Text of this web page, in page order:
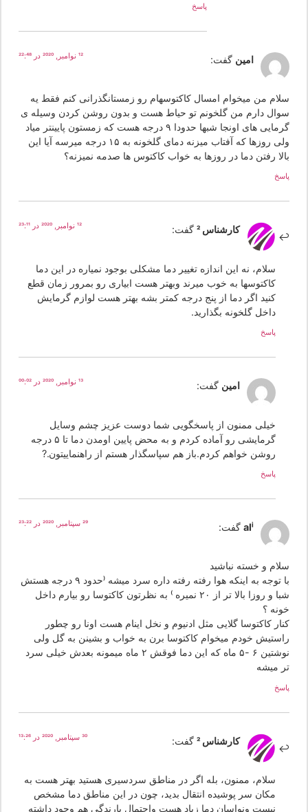
امین گفت:
من میخوام امسال کاکتوسهام رو زمستانگذرانی کنم فقط یه
دارم من گلخونم تو حیاط هست و بدون روشن کردن وسیله ی
گرمایی های اونجا شبها حدودا ۹ درجه هست که زمستون پایینتر میاد
ولی روزها که آفتاب میزنه دمای گلخونه به ۱۵ درجه میرسه آیا این
رفتن دما در روزها به خواب کاکتوس ها صدمه نمیزنه؟
کارشناس 2 گفت:
سلام، نه این اندازه تغییر دما مشکلی بوجود نمیاره در این دما
کاکتوسها به خوب میرند وبهتر هست ابیاری رو بمرور زمان قطع
کنید اگر دما از پنج درجه کمتر بشه بهتر هست لوازم گرمایش
داخل گلخونه بگذارید.
امین گفت:
خیلی ممنون از پاسخگویی شما دوست عزیز چشم وسایل
گرمایشی رو آماده کردم و به محض پایین اومدن دما تا ۵ درجه
روشن خواهم کردم.باز هم سپاسگذار هستم از راهنماییتون.?
ali گفت:
و خسته نباشید
با توجه به اینکه هوا رفته رفته داره سرد میشه (حدود ۹ درجه هستش
شبا و روزا بالا تر از ۲۰ نمیره ) به نظرتون کاکتوسا رو بیارم داخل
؟
کاکتوسا گلایی مثل ادنیوم و نخل اینام هست اونا رو چطور
خودم میخوام کاکتوسا برن به خواب و بشینن به گل ولی
نوشتین ۶ -۵ ماه که این دما فوقش ۲ ماه میمونه بعدش خیلی سرد
میشه
کارشناس 2 گفت:
سلام، ممنون، بله اگر در مناطق سردسیری هستید بهتر هست به
مکان سر پوشیده انتقال بدید، چون در این مناطق دما مشخص
نیست ونواسان دما زیاد هست واحتمال بارندگی هم وجود داشته